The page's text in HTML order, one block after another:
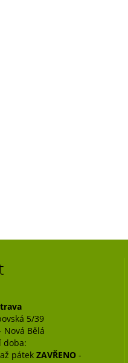
5/39
Nová Bělá
doba:
pátek ZAVŘENO -